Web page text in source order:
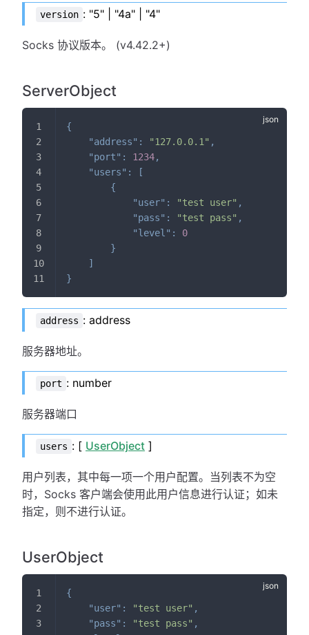
version : "5" | "4a" | "4"
Socks 协议版本。 (v4.42.2+)
ServerObject
{
"address" : "127.0.0.1" ,
"port" : 1234,
"users" :
[
{
"user" : "test user" ,
"pass" : "test pass" ,
"level" :
0
}
]
}
address : address
服务器地址。
port : number
服务器端口
users : [ UserObject ]
用户列表，其中每一项一个用户配置。当列表不为空
时，Socks 客户端会使用此用户信息进行认证；如未
指定，则不进行认证。
UserObject
{
"user" : "test user" ,
"pass" : "test pass" ,